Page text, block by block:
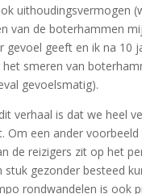
uithoudingsvermogen
van de boterhammen
gevoel geeft en ik na 10
smeren van
gevoelsmatig).
verhaal is dat we heel
Om een ander
de reizigers zit op het
stuk gezonder besteed
rondwandelen is ook